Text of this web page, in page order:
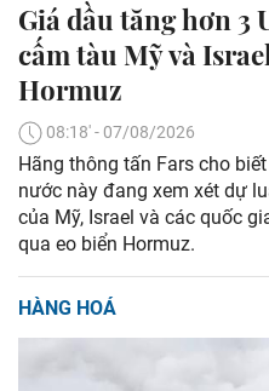
Giá dầu tăng hơn 3
cấm tàu Mỹ và
Hormuz
08:18' - 07/08/2026
Hãng thông tấn Fars cho
nước này đang xem xét dự
của Mỹ, Israel và các quốc
qua eo biển Hormuz.
HÀNG HOÁ